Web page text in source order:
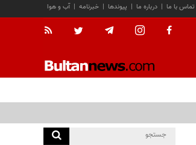
آب و هوا | خبرنامه | پیوندها | درباره ما | تماس با ما